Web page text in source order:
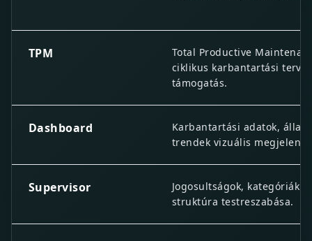
TPM
Total Productive
ciklikus karbantartási
támogatás.
Dashboard
Karbantartási adatok,
trendek vizuális
Supervisor
Jogosultságok, kategóriák
struktúra testreszabása.